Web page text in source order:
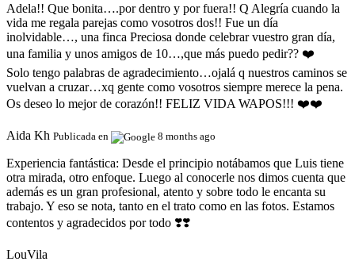
Adela!! Que bonita….por dentro y por fuera!! Q Alegría cuando la
vida me regala parejas como vosotros dos!! Fue un día
inolvidable…, una finca Preciosa donde celebrar vuestro gran día,
una familia y unos amigos de 10…,que más puedo pedir?? ❤️
Solo tengo palabras de agradecimiento…ojalá q nuestros caminos se
vuelvan a cruzar…xq gente como vosotros siempre merece la pena.
Os deseo lo mejor de corazón!! FELIZ VIDA WAPOS!!! ❤️❤️
Aida Kh Publicada en 8 months ago
Experiencia fantástica: Desde el principio notábamos que Luis tiene
otra mirada, otro enfoque. Luego al conocerle nos dimos cuenta que
además es un gran profesional, atento y sobre todo le encanta su
trabajo. Y eso se nota, tanto en el trato como en las fotos. Estamos
contentos y agradecidos por todo ❣️❣️
LouVila